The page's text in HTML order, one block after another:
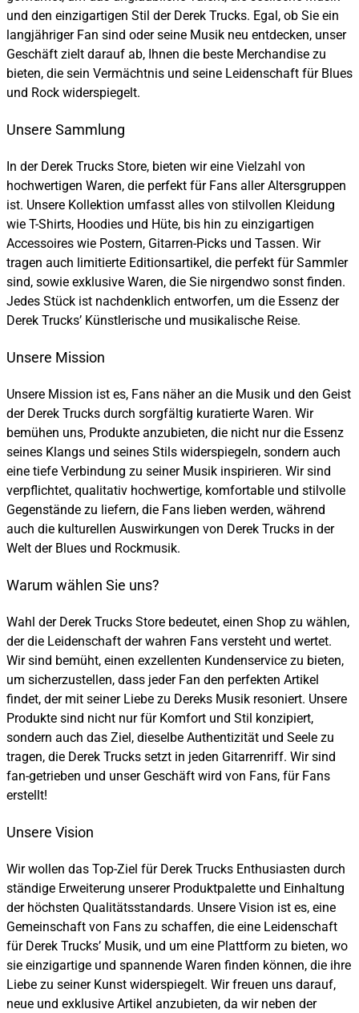
und den einzigartigen Stil der Derek Trucks. Egal, ob Sie ein
langjähriger Fan sind oder seine Musik neu entdecken, unser
Geschäft zielt darauf ab, Ihnen die beste Merchandise zu
bieten, die sein Vermächtnis und seine Leidenschaft für Blues
und Rock widerspiegelt.
Unsere Sammlung
In der Derek Trucks Store, bieten wir eine Vielzahl von
hochwertigen Waren, die perfekt für Fans aller Altersgruppen
ist. Unsere Kollektion umfasst alles von stilvollen Kleidung
wie T-Shirts, Hoodies und Hüte, bis hin zu einzigartigen
Accessoires wie Postern, Gitarren-Picks und Tassen. Wir
tragen auch limitierte Editionsartikel, die perfekt für Sammler
sind, sowie exklusive Waren, die Sie nirgendwo sonst finden.
Jedes Stück ist nachdenklich entworfen, um die Essenz der
Derek Trucks’ Künstlerische und musikalische Reise.
Unsere Mission
Unsere Mission ist es, Fans näher an die Musik und den Geist
der Derek Trucks durch sorgfältig kuratierte Waren. Wir
bemühen uns, Produkte anzubieten, die nicht nur die Essenz
seines Klangs und seines Stils widerspiegeln, sondern auch
eine tiefe Verbindung zu seiner Musik inspirieren. Wir sind
verpflichtet, qualitativ hochwertige, komfortable und stilvolle
Gegenstände zu liefern, die Fans lieben werden, während
auch die kulturellen Auswirkungen von Derek Trucks in der
Welt der Blues und Rockmusik.
Warum wählen Sie uns?
Wahl der Derek Trucks Store bedeutet, einen Shop zu wählen,
der die Leidenschaft der wahren Fans versteht und wertet.
Wir sind bemüht, einen exzellenten Kundenservice zu bieten,
um sicherzustellen, dass jeder Fan den perfekten Artikel
findet, der mit seiner Liebe zu Dereks Musik resoniert. Unsere
Produkte sind nicht nur für Komfort und Stil konzipiert,
sondern auch das Ziel, dieselbe Authentizität und Seele zu
tragen, die Derek Trucks setzt in jeden Gitarrenriff. Wir sind
fan-getrieben und unser Geschäft wird von Fans, für Fans
erstellt!
Unsere Vision
Wir wollen das Top-Ziel für Derek Trucks Enthusiasten durch
ständige Erweiterung unserer Produktpalette und Einhaltung
der höchsten Qualitätsstandards. Unsere Vision ist es, eine
Gemeinschaft von Fans zu schaffen, die eine Leidenschaft
für Derek Trucks’ Musik, und um eine Plattform zu bieten, wo
sie einzigartige und spannende Waren finden können, die ihre
Liebe zu seiner Kunst widerspiegelt. Wir freuen uns darauf,
neue und exklusive Artikel anzubieten, da wir neben der